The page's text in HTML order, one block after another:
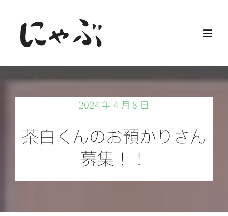
content
譲渡会
ご支援
2024 年 4 月 8 日
茶白くんのお預かりさん
募集！！